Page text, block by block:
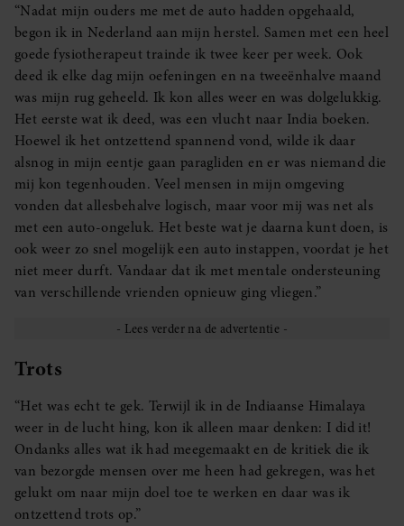
“Nadat mijn ouders me met de auto hadden opgehaald,
begon ik in Nederland aan mijn herstel. Samen met een heel
goede fysiotherapeut trainde ik twee keer per week. Ook
deed ik elke dag mijn oefeningen en na tweeënhalve maand
was mijn rug geheeld. Ik kon alles weer en was dolgelukkig.
Het eerste wat ik deed, was een vlucht naar India boeken.
Hoewel ik het ontzettend spannend vond, wilde ik daar
alsnog in mijn eentje gaan paragliden en er was niemand die
mij kon tegenhouden. Veel mensen in mijn omgeving
vonden dat allesbehalve logisch, maar voor mij was net als
met een auto-ongeluk. Het beste wat je daarna kunt doen, is
ook weer zo snel mogelijk een auto instappen, voordat je het
niet meer durft. Vandaar dat ik met mentale ondersteuning
van verschillende vrienden opnieuw ging vliegen.”
Trots
“Het was echt te gek. Terwijl ik in de Indiaanse Himalaya
weer in de lucht hing, kon ik alleen maar denken: I did it!
Ondanks alles wat ik had meegemaakt en de kritiek die ik
van bezorgde mensen over me heen had gekregen, was het
gelukt om naar mijn doel toe te werken en daar was ik
ontzettend trots op.”